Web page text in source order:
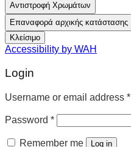
Αντιστροφή Χρωμάτων
Επαναφορά αρχικής κατάστασης
Κλείσιμο
Accessibility by WAH
Login
Username or email address *
Password *
Remember me Log in